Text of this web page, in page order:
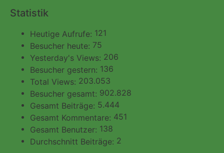
Statistik
Heutige Aufrufe: 121
Besucher heute: 75
Yesterday's Views: 206
Besucher gestern: 136
Total Views: 203.053
Besucher gesamt: 902.828
Gesamt Beiträge: 5.444
Gesamt Kommentare: 451
Gesamt Benutzer: 138
Durchschnitt Beiträge: 2